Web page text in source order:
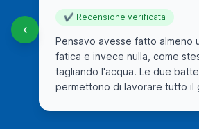
‹
✔ Recensione verificata
Pensavo avesse fatto almeno
fatica e invece nulla, come
tagliando l'acqua. Le due
permettono di lavorare tutto il